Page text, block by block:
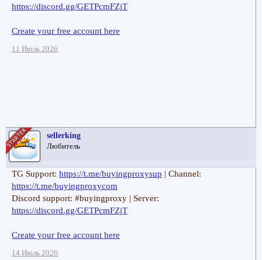
https://discord.gg/GETPcmFZjT
Create your free account here
11 Июль 2026
sellerking
Любитель
TG Support: https://t.me/buyingproxysup | Channel:
https://t.me/buyingproxycom
Discord support: #buyingproxy | Server:
https://discord.gg/GETPcmFZjT
Create your free account here
14 Июль 2026